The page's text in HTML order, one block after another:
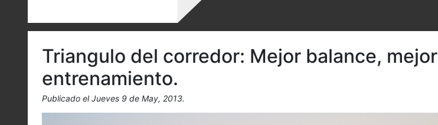
Triangulo del corredor: Mejor balance, mejor
entrenamiento.
Publicado el Jueves 9 de May, 2013.